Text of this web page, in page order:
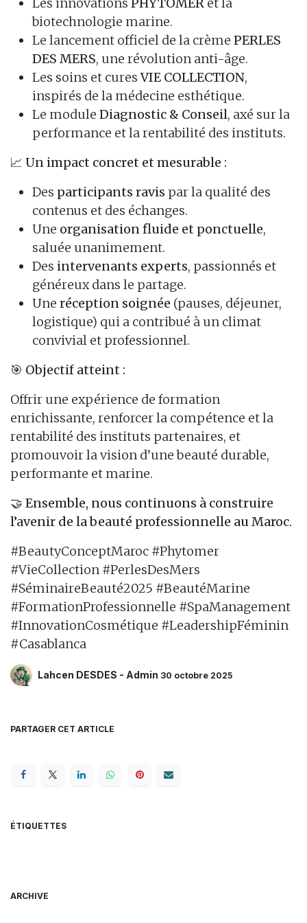
Les innovations PHYTOMER et la
biotechnologie marine.
Le lancement officiel de la crème PERLES
DES MERS, une révolution anti-âge.
Les soins et curesVIE COLLECTION,
inspirés de la médecine esthétique.
Le module Diagnostic & Conseil, axé sur la
performance et la rentabilité des instituts.
📈 Un impact concret et mesurable :
Des participants ravis par la qualité des
contenus et des échanges.
Une organisation fluide et ponctuelle,
saluée unanimement.
Des intervenants experts, passionnés et
généreux dans le partage.
Une réception soignée (pauses, déjeuner,
logistique) qui a contribué à un climat
convivial et professionnel.
🎯 Objectif atteint :
Offrir une expérience de formation
enrichissante, renforcer la compétence et la
rentabilité des instituts partenaires, et
promouvoir la vision d’une beauté durable,
performante et marine.
🤝 Ensemble, nous continuons à construire
l’avenir de la beauté professionnelle au Maroc.
#BeautyConceptMaroc #Phytomer
#VieCollection #PerlesDesMers
#SéminaireBeauté2025 #BeautéMarine
#FormationProfessionnelle #SpaManagement
#InnovationCosmétique #LeadershipFéminin
#Casablanca
Lahcen DESDES - Admin 30 octobre 2025
PARTAGER CET ARTICLE
ÉTIQUETTES
ARCHIVE